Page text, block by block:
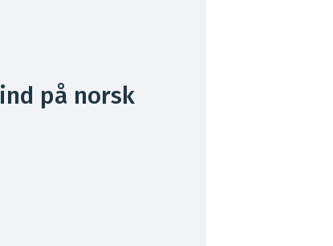
på norsk